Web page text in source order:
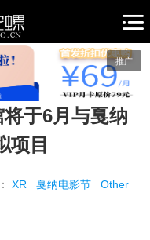
推广
于6月与戛纳
项目
XR 戛纳电影节 Other